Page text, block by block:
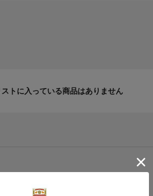
トに入っている商品はありません